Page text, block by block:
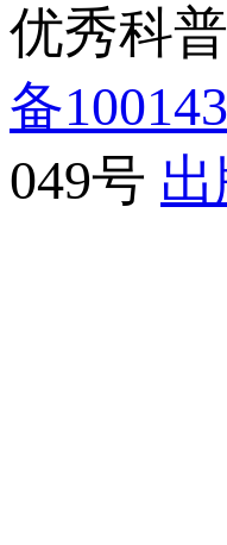
优秀科
备
049号